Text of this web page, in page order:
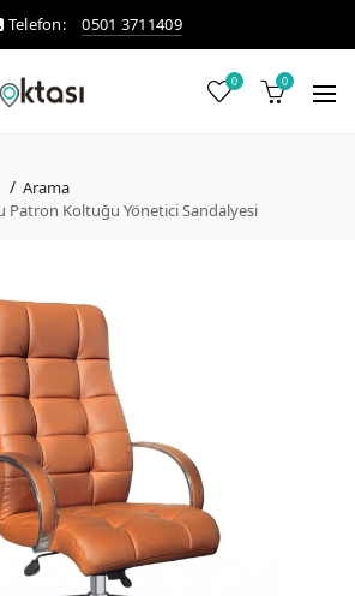
Telefon: 0501 3711409
0 0
Arama
Patron Koltuğu Yönetici Sandalyesi